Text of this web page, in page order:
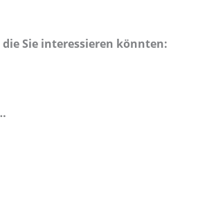
Sie interessieren könnten: